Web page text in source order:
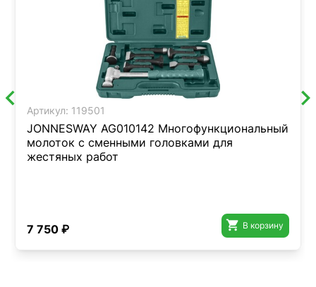
Артикул: 119501
JONNESWAY AG010142 Многофункциональный
молоток с сменными головками для
жестяных работ
7 750 ₽  В корзину